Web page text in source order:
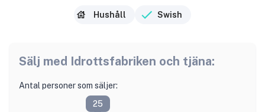
Hushåll Swish
Sälj med Idrottsfabriken och tjäna:
Antal personer som säljer:
25